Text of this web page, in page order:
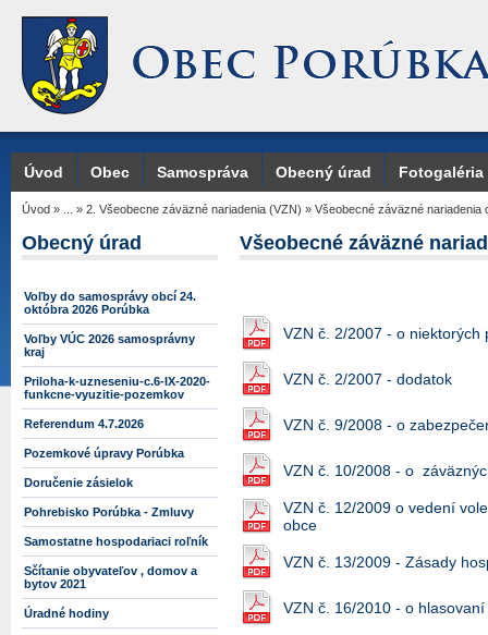
Úvod Obec Samospráva Obecný úrad Fotogaléria
Úvod » » 2. Všeobecne záväzné nariadenia (VZN) » Všeobecné záväzné nariadenia
Obecný úrad
Voľby do samosprávy obcí 24.
októbra 2026 Porúbka
Voľby VÚC 2026 samosprávny
kraj
Priloha-k-uzneseniu-c.6-IX-2020-
funkcne-vyuzitie-pozemkov
Referendum 4.7.2026
Pozemkové úpravy Porúbka
Doručenie zásielok
Pohrebisko Porúbka - Zmluvy
Samostatne hospodariaci roľník
Sčítanie obyvateľov , domov a
bytov 2021
Úradné hodiny
Všeobecné záväzné
VZN č. 2/2007 - o
VZN č. 2/2007 - dodatok
VZN č. 9/2008 - o
VZN č. 10/2008 - o
VZN č. 12/2009 o vedení
obce
VZN č. 13/2009 - Zásady
VZN č. 16/2010 - o